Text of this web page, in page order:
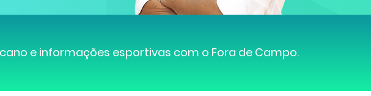
e informações esportivas com o Fora de Campo.